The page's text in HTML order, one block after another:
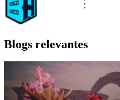
Blogs relevantes